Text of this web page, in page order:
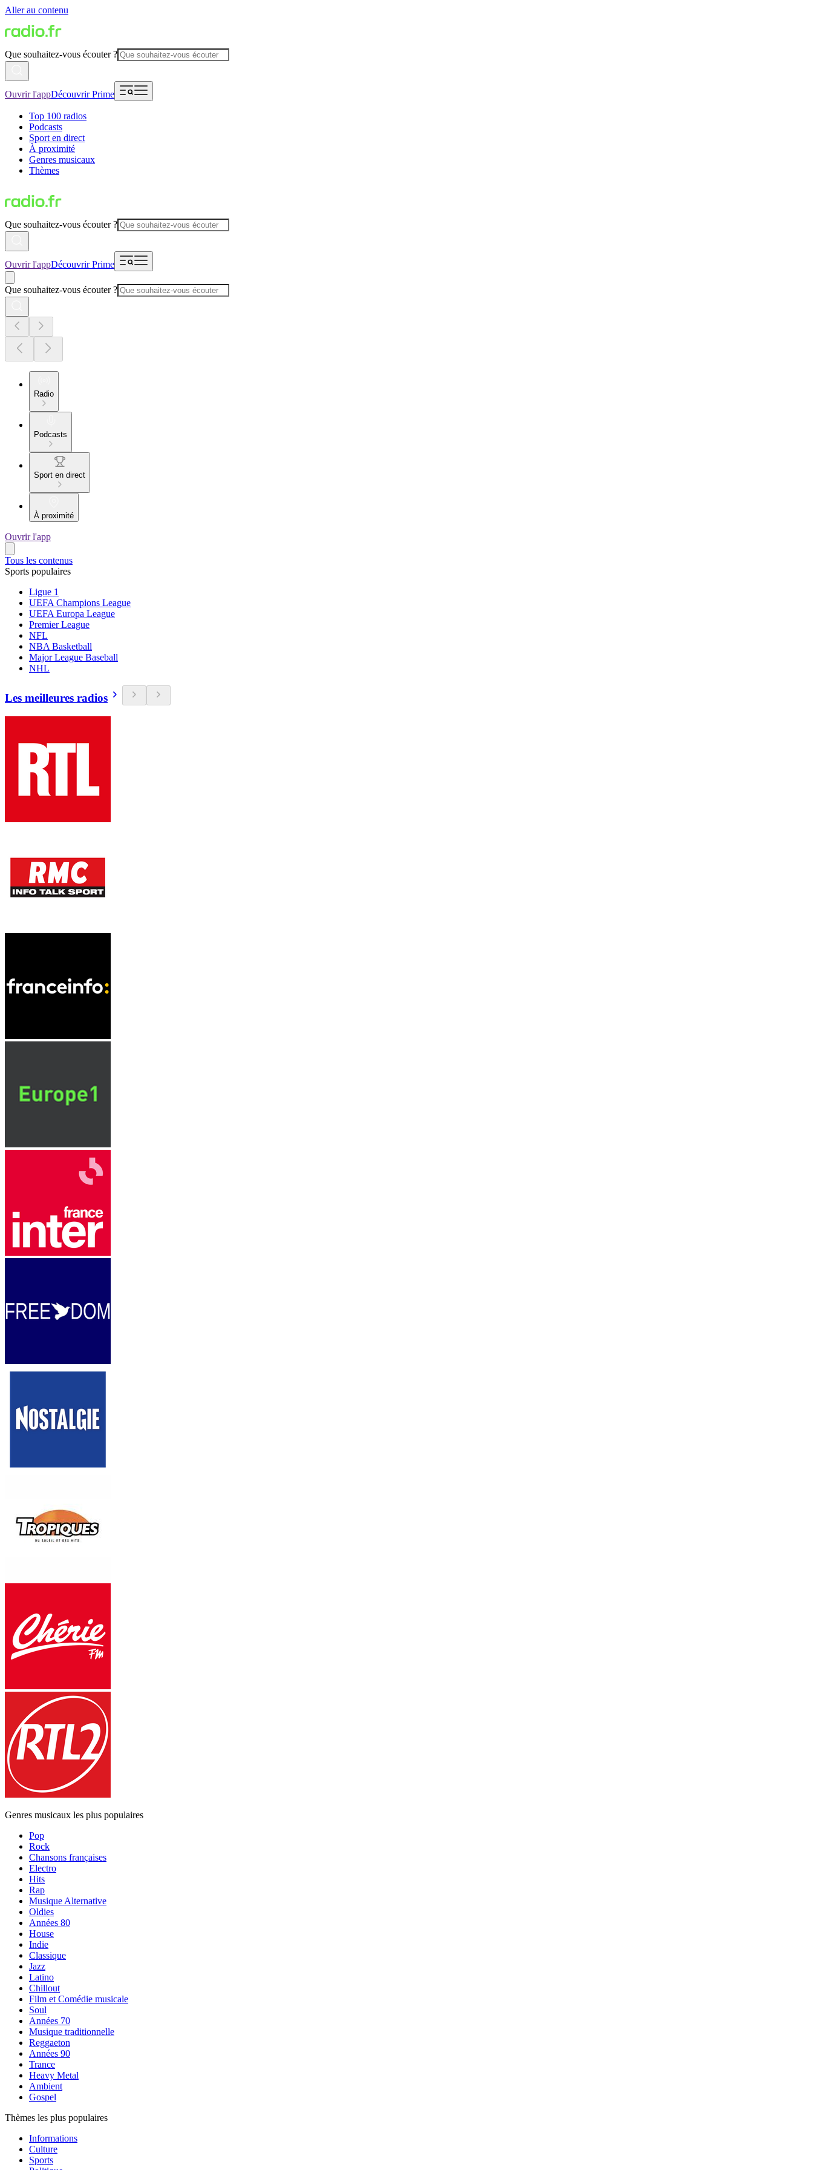
Aller au contenu
Que souhaitez-vous écouter ?
Ouvrir l'appDécouvrir Prime
Top 100 radios
Podcasts
Sport en direct
À proximité
Genres musicaux
Thèmes
Que souhaitez-vous écouter ?
Ouvrir l'appDécouvrir Prime
Que souhaitez-vous écouter ?
Radio
Podcasts
Sport en direct
À proximité
Ouvrir l'app
Tous les contenus
Sports populaires
Ligue 1
UEFA Champions League
UEFA Europa League
Premier League
NFL
NBA Basketball
Major League Baseball
NHL
Les meilleures radios
Genres musicaux les plus populaires
Pop
Rock
Chansons françaises
Electro
Hits
Rap
Musique Alternative
Oldies
Années 80
House
Indie
Classique
Jazz
Latino
Chillout
Film et Comédie musicale
Soul
Années 70
Musique traditionnelle
Reggaeton
Années 90
Trance
Heavy Metal
Ambient
Gospel
Thèmes les plus populaires
Informations
Culture
Sports